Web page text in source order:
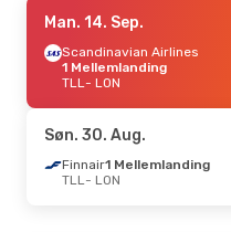
Fre. 11. Sep.- Søn. 13.
Wizz Air UKDirekte
TLL- LON
Wizz Air UK
Lør. 10. Okt.- Ons. 14.
Man. 14. Sep.
Scandinavian Airlines
1 Mellemlanding
TLL- LON
Søn. 30. Aug.
Finnair1 Mellemlanding
TLL- LON